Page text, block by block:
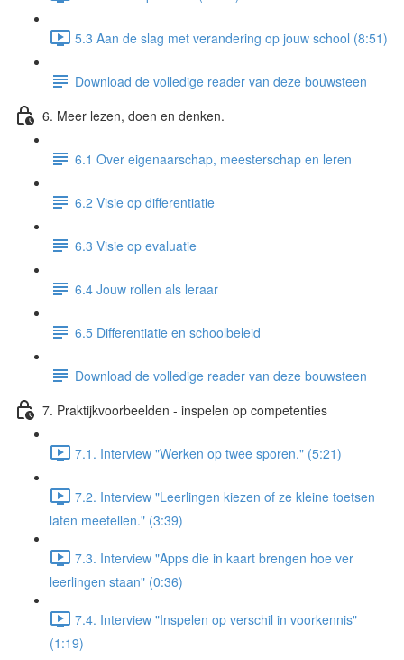
5.3 Aan de slag met verandering op jouw school (8:51)
Download de volledige reader van deze bouwsteen
6. Meer lezen, doen en denken.
6.1 Over eigenaarschap, meesterschap en leren
6.2 Visie op differentiatie
6.3 Visie op evaluatie
6.4 Jouw rollen als leraar
6.5 Differentiatie en schoolbeleid
Download de volledige reader van deze bouwsteen
7. Praktijkvoorbeelden - inspelen op competenties
7.1. Interview "Werken op twee sporen." (5:21)
7.2. Interview "Leerlingen kiezen of ze kleine toetsen
laten meetellen." (3:39)
7.3. Interview "Apps die in kaart brengen hoe ver
leerlingen staan" (0:36)
7.4. Interview "Inspelen op verschil in voorkennis"
(1:19)